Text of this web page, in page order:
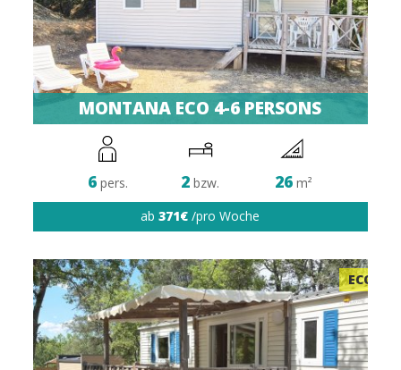
MONTANA ECO 4-6 PERSONS
6pers. 2 bzw. 26m²
ab371€ /pro Woche
ECO